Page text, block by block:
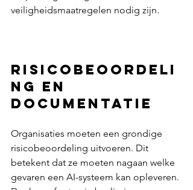
veiligheidsmaatregelen nodig zijn.
Risicobeoordeli
ng en
documentatie
Organisaties moeten een grondige
risicobeoordeling uitvoeren. Dit
betekent dat ze moeten nagaan welke
gevaren een AI-systeem kan opleveren.